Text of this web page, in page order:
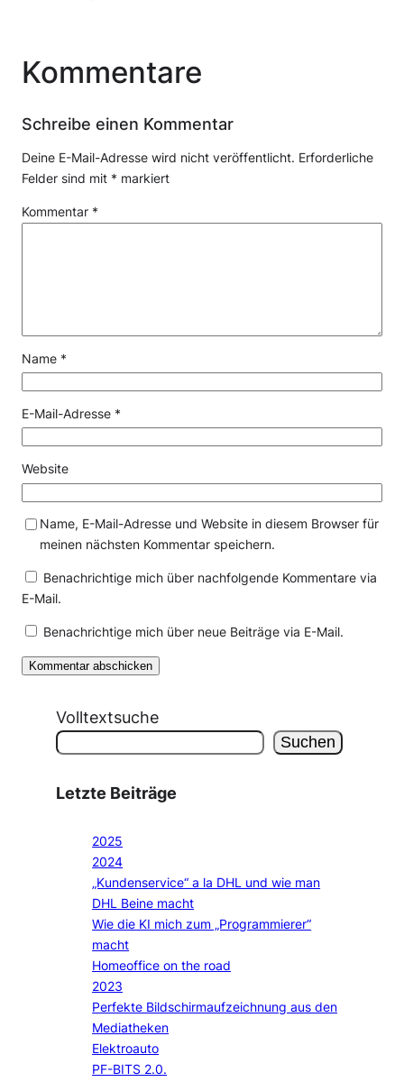
Kommentare
Schreibe einen Kommentar
Deine E-Mail-Adresse wird nicht veröffentlicht. Erforderliche
Felder sind mit * markiert
Kommentar *
Name *
E-Mail-Adresse *
Website
Name, E-Mail-Adresse und Website in diesem Browser für
meinen nächsten Kommentar speichern.
Benachrichtige mich über nachfolgende Kommentare via
E-Mail.
Benachrichtige mich über neue Beiträge via E-Mail.
Volltextsuche
Suchen
Letzte Beiträge
2025
2024
„Kundenservice“ a la DHL und wie man
DHL Beine macht
Wie die KI mich zum „Programmierer“
macht
Homeoffice on the road
2023
Perfekte Bildschirmaufzeichnung aus den
Mediatheken
Elektroauto
PF-BITS 2.0.